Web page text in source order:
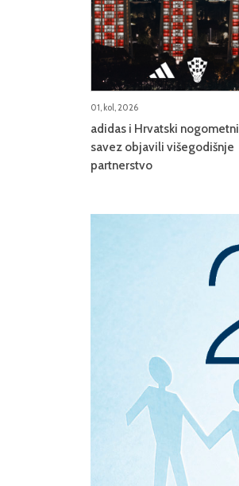
01, kol, 2026
adidas i Hrvatski nogometni
savez objavili višegodišnje
partnerstvo